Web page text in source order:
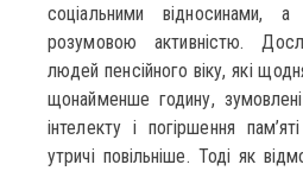
соціальними відносинами,
розумовою активністю.
людей пенсійного віку, які
щонайменше годину, зумовлені
інтелекту і погіршення
утричі повільніше. Тоді як